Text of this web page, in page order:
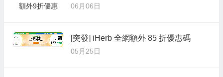
06月06日
[突發] iHerb 全網額外 85 折優惠碼
05月25日